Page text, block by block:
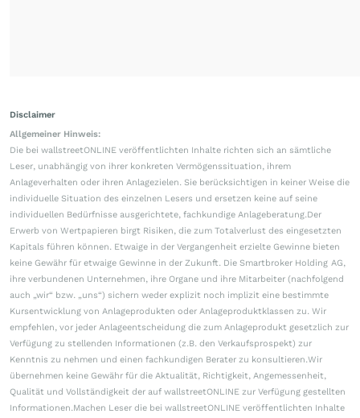
Disclaimer
Allgemeiner Hinweis:
Die bei wallstreetONLINE veröffentlichten Inhalte richten sich an sämtliche
Leser, unabhängig von ihrer konkreten Vermögenssituation, ihrem
Anlageverhalten oder ihren Anlagezielen. Sie berücksichtigen in keiner Weise die
individuelle Situation des einzelnen Lesers und ersetzen keine auf seine
individuellen Bedürfnisse ausgerichtete, fachkundige Anlageberatung.Der
Erwerb von Wertpapieren birgt Risiken, die zum Totalverlust des eingesetzten
Kapitals führen können. Etwaige in der Vergangenheit erzielte Gewinne bieten
keine Gewähr für etwaige Gewinne in der Zukunft. Die Smartbroker Holding AG,
ihre verbundenen Unternehmen, ihre Organe und ihre Mitarbeiter (nachfolgend
auch „wir“ bzw. „uns“) sichern weder explizit noch implizit eine bestimmte
Kursentwicklung von Anlageprodukten oder Anlageproduktklassen zu. Wir
empfehlen, vor jeder Anlageentscheidung die zum Anlageprodukt gesetzlich zur
Verfügung zu stellenden Informationen (z.B. den Verkaufsprospekt) zur
Kenntnis zu nehmen und einen fachkundigen Berater zu konsultieren.Wir
übernehmen keine Gewähr für die Aktualität, Richtigkeit, Angemessenheit,
Qualität und Vollständigkeit der auf wallstreetONLINE zur Verfügung gestellten
Informationen.Machen Leser die bei wallstreetONLINE veröffentlichten Inhalte